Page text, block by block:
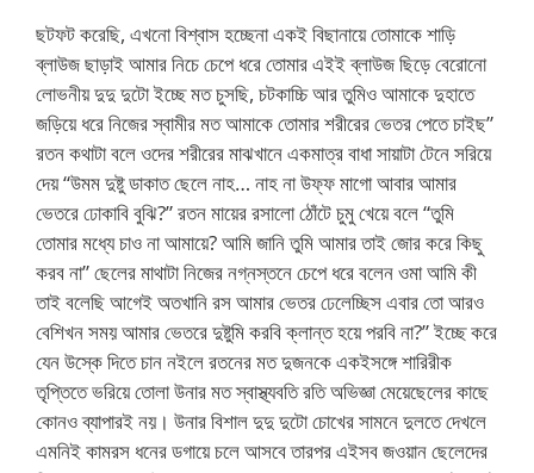
ছটফট করেছি, এখনো বিশ্বাস হচ্ছেনা একই বিছানায়ে তোমাকে শাড়ি
ব্লাউজ ছাড়াই আমার নিচে চেপে ধরে তোমার এইই ব্লাউজ ছিড়ে বেরোনো
লোভনীয় দুদু দুটো ইচ্ছে মত চুসছি, চটকাচ্চি আর তুমিও আমাকে দুহাতে
জড়িয়ে ধরে নিজের স্বামীর মত আমাকে তোমার শরীরের ভেতর পেতে চাইছ”
রতন কথাটা বলে ওদের শরীরের মাঝখানে একমাত্র বাধা সায়াটা টেনে সরিয়ে
দেয় “উমম দুষ্টু ডাকাত ছেলে নাহ… নাহ না উফ্ফ মাগো আবার আমার
ভেতরে ঢোকাবি বুঝি?” রতন মায়ের রসালো ঠোঁটে চুমু খেয়ে বলে “তুমি
তোমার মধ্যে চাও না আমায়ে? আমি জানি তুমি আমার তাই জোর করে কিছু
করব না” ছেলের মাথাটা নিজের নগ্নস্তনে চেপে ধরে বলেন ওমা আমি কী
তাই বলেছি আগেই অতখানি রস আমার ভেতর ঢেলেচ্ছিস এবার তো আরও
বেশিখন সময় আমার ভেতরে দুষ্টুমি করবি ক্লান্ত হয়ে পরবি না?” ইচ্ছে করে
যেন উস্কে দিতে চান নইলে রতনের মত দুজনকে একইসঙ্গে শারিরীক
তৃপ্তিতে ভরিয়ে তোলা উনার মত স্বাস্থ্যবতি রতি অভিজ্ঞা মেয়েছেলের কাছে
কোনও ব্যাপারই নয়। উনার বিশাল দুদু দুটো চোখের সামনে দুলতে দেখলে
এমনিই কামরস ধনের ডগায়ে চলে আসবে তারপর এইসব জওয়ান ছেলেদের